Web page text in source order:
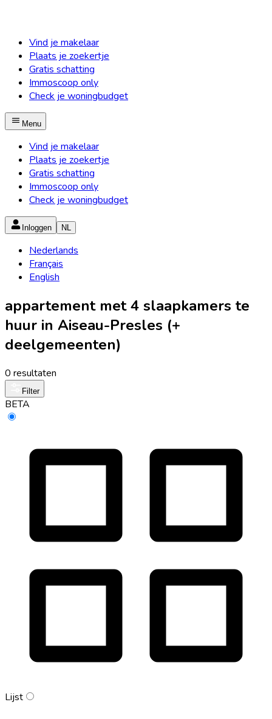
Vind je makelaar
Plaats je zoekertje
Gratis schatting
Immoscoop only
Check je woningbudget
Menu
Vind je makelaar
Plaats je zoekertje
Gratis schatting
Immoscoop only
Check je woningbudget
Inloggen NL
Nederlands
Français
English
appartement met 4 slaapkamers te
huur in Aiseau-Presles (+
deelgemeenten)
0 resultaten
Filter
BETA
Lijst